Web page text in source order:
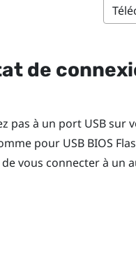
de
pas à un port USB
pour USB BIOS
vous connecter à un